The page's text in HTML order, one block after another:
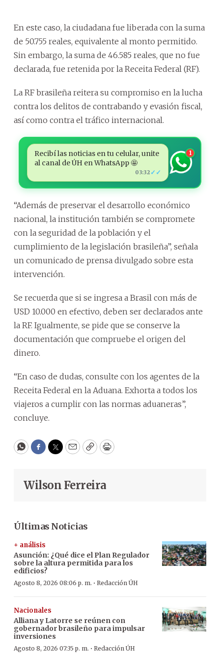
En este caso, la ciudadana fue liberada con la suma
de 50.755 reales, equivalente al monto permitido.
Sin embargo, la suma de 46.585 reales, que no fue
declarada, fue retenida por la Receita Federal (RF).
La RF brasileña reitera su compromiso en la lucha
contra los delitos de contrabando y evasión fiscal,
así como contra el tráfico internacional.
Recibí las noticias en tu celular, unite
al canal de ÚH en WhatsApp 🤩
03:32 ✓✓
1
“Además de preservar el desarrollo económico
nacional, la institución también se compromete
con la seguridad de la población y el
cumplimiento de la legislación brasileña”, señala
un comunicado de prensa divulgado sobre esta
intervención.
Se recuerda que si se ingresa a Brasil con más de
USD 10.000 en efectivo, deben ser declarados ante
la RF. Igualmente, se pide que se conserve la
documentación que compruebe el origen del
dinero.
“En caso de dudas, consulte con los agentes de la
Receita Federal en la Aduana. Exhorta a todos los
viajeros a cumplir con las normas aduaneras”,
concluye.
WhatsApp
Facebook
Twitter
EmailCopyPrint
Wilson Ferreira
Últimas Noticias
+ análisis
Asunción: ¿Qué dice el Plan Regulador
sobre la altura permitida para los
edificios?
Agosto 8, 2026 08:06 p. m. · Redacción ÚH
Nacionales
Alliana y Latorre se reúnen con
gobernador brasileño para impulsar
inversiones
Agosto 8, 2026 07:35 p. m. · Redacción ÚH